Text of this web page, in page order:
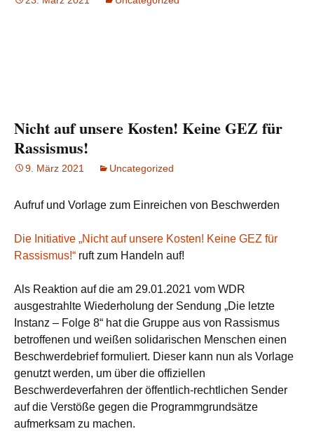
Nicht auf unsere Kosten! Keine GEZ für
Rassismus!
9. März 2021 Uncategorized
Aufruf und Vorlage zum Einreichen von Beschwerden
Die Initiative „Nicht auf unsere Kosten! Keine GEZ für
Rassismus!“ ruft zum Handeln auf!
Als Reaktion auf die am 29.01.2021 vom WDR
ausgestrahlte Wiederholung der Sendung „Die letzte
Instanz – Folge 8“ hat die Gruppe aus von Rassismus
betroffenen und weißen solidarischen Menschen einen
Beschwerdebrief formuliert. Dieser kann nun als Vorlage
genutzt werden, um über die offiziellen
Beschwerdeverfahren der öffentlich-rechtlichen Sender
auf die Verstöße gegen die Programmgrundsätze
aufmerksam zu machen.